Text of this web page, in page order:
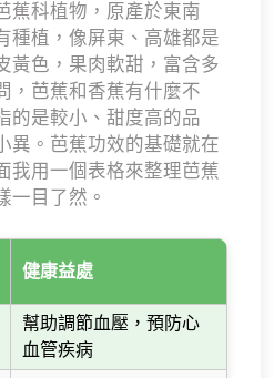
蕉科植物，原產於東南
種植，像屏東、高雄都是
黃色，果肉軟甜，富含多
，芭蕉和香蕉有什麼不
的是較小、甜度高的品
異。芭蕉功效的基礎就在
我用一個表格來整理芭蕉
一目了然。
健康益處
幫助調節血壓，預防心
血管疾病